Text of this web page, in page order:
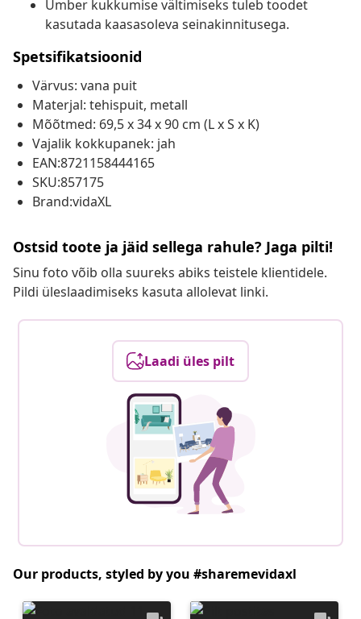
Ümber kukkumise vältimiseks tuleb toodet
kasutada kaasasoleva seinakinnitusega.
Spetsifikatsioonid
Värvus: vana puit
Materjal: tehispuit, metall
Mõõtmed: 69,5 x 34 x 90 cm (L x S x K)
Vajalik kokkupanek: jah
EAN:8721158444165
SKU:857175
Brand:vidaXL
Ostsid toote ja jäid sellega rahule? Jaga pilti!
Sinu foto võib olla suureks abiks teistele klientidele.
Pildi üleslaadimiseks kasuta allolevat linki.
Laadi üles pilt
Our products, styled by you #sharemevidaxl